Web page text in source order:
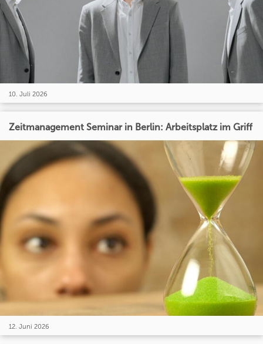
10. Juli 2026
Zeitmanagement Seminar in Berlin: Arbeitsplatz im Griff
12. Juni 2026